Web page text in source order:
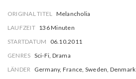
ORIGINAL TITEL Melancholia
LAUFZEIT 136 Minuten
STARTDATUM
06.10.2011
GENRES Sci-Fi, Drama
LÄNDER Germany, France, Sweden, Denmark